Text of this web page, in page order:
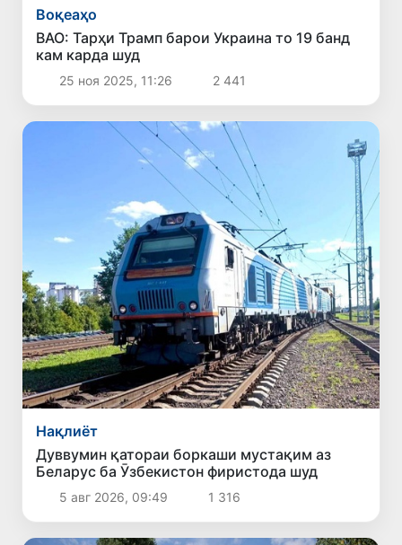
Воқеаҳо
ВАО: Тарҳи Трамп барои Украина то 19 банд
кам карда шуд
25 ноя 2025, 11:26 2 441
Нақлиёт
Дуввумин қатораи боркаши мустақим аз
Беларус ба Ӯзбекистон фиристода шуд
5 авг 2026, 09:49 1 316